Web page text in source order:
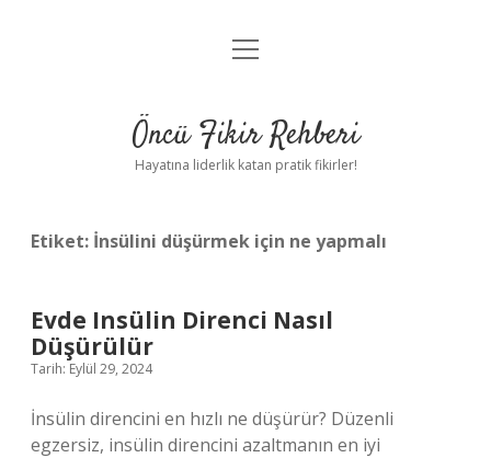
Anasayfa
Yasal Uyarı
menüyü
Öncü Fikir Rehberi
Hayatına liderlik katan pratik fikirler!
Etiket: İnsülini düşürmek için ne yapmalı
Evde Insülin Direnci Nasıl
Düşürülür
Tarih: Eylül 29, 2024
İnsülin direncini en hızlı ne düşürür? Düzenli
egzersiz, insülin direncini azaltmanın en iyi